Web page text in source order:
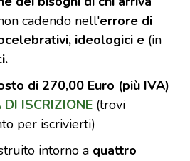
cadendo nell'errore di
ideologici e (in
di 270,00 Euro (più IVA)
DI ISCRIZIONE (trovi
per iscrivierti)
intorno a quattro